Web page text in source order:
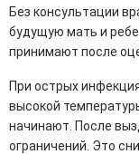
Без консультации
будущую мать и
принимают после
При острых
высокой
начинают. После
ограничений. Это